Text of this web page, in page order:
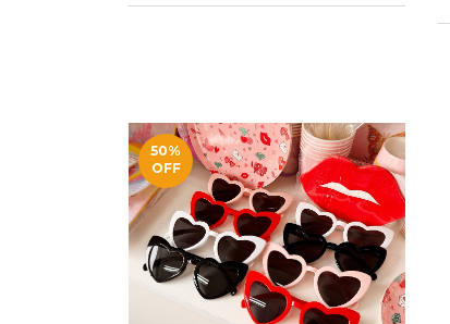
50%
OFF